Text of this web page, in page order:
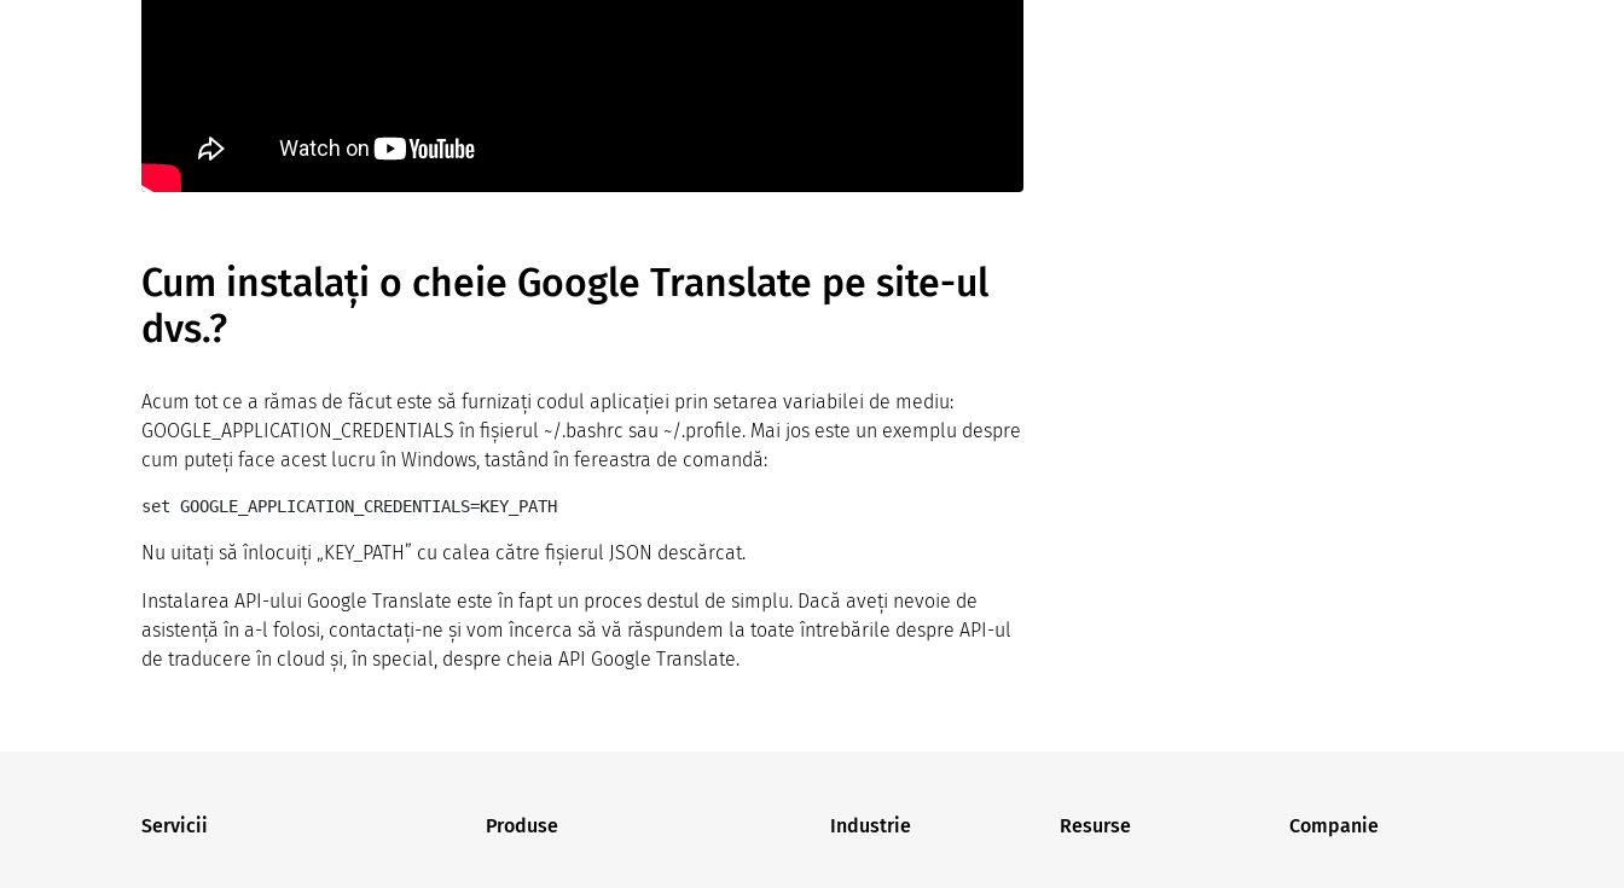
Cum instalați o cheie Google Translate pe site-ul
dvs.?
Acum tot ce a rămas de făcut este să furnizați codul aplicației prin setarea variabilei de mediu:
GOOGLE_APPLICATION_CREDENTIALS în fișierul ~/.bashrc sau ~/.profile. Mai jos este un exemplu despre
cum puteți face acest lucru în Windows, tastând în fereastra de comandă:
set GOOGLE_APPLICATION_CREDENTIALS=KEY_PATH
Nu uitați să înlocuiți „KEY_PATH” cu calea către fișierul JSON descărcat.
Instalarea API-ului Google Translate este în fapt un proces destul de simplu. Dacă aveți nevoie de
asistență în a-l folosi, contactați-ne și vom încerca să vă răspundem la toate întrebările despre API-ul
de traducere în cloud și, în special, despre cheia API Google Translate.
Servicii Produse Industrie Resurse Companie